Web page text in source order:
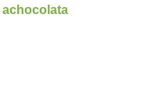
achocolata